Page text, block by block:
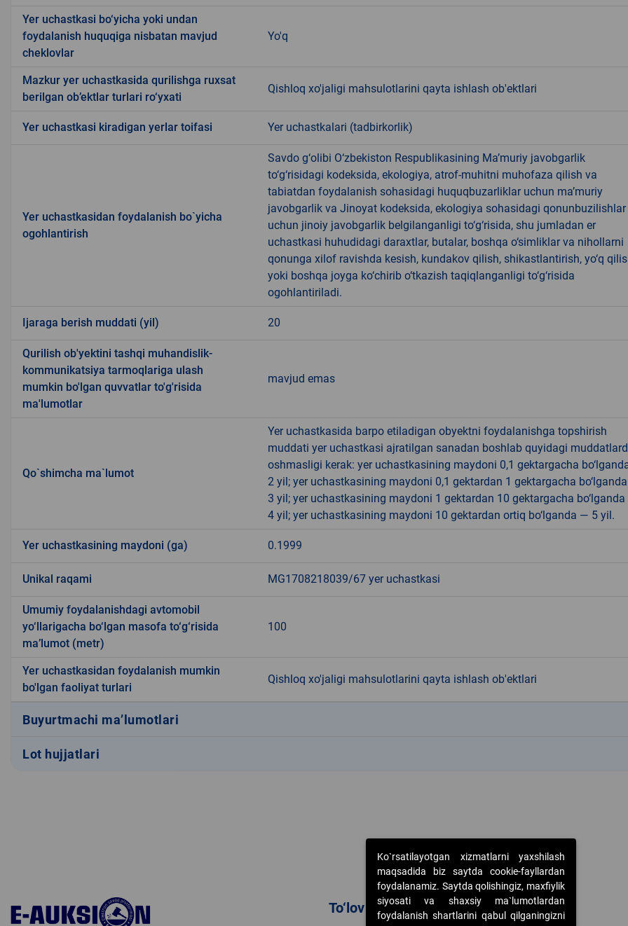
Yer uchastkasi bo‘yicha yoki undan
foydalanish huquqiga nisbatan mavjud
cheklovlar
Yo'q
Mazkur yer uchastkasida qurilishga ruxsat
berilgan ob’ektlar turlari ro‘yxati
Qishloq xo'jaligi mahsulotlarini qayta ishlash ob'ektlari
Yer uchastkasi kiradigan yerlar toifasi Yer uchastkalari (tadbirkorlik)
Yer uchastkasidan foydalanish bo`yicha
ogohlantirish
Savdo g‘olibi O‘zbekiston Respublikasining Ma’muriy javobgarlik
to‘g‘risidagi kodeksida, ekologiya, atrof-muhitni muhofaza qilish va
tabiatdan foydalanish sohasidagi huquqbuzarliklar uchun ma’muriy
javobgarlik va Jinoyat kodeksida, ekologiya sohasidagi qonunbuzilishlar
uchun jinoiy javobgarlik belgilanganligi to‘g‘risida, shu jumladan er
uchastkasi huhudidagi daraxtlar, butalar, boshqa o‘simliklar va nihollarni
qonunga xilof ravishda kesish, kundakov qilish, shikastlantirish, yo‘q
yoki boshqa joyga ko‘chirib o‘tkazish taqiqlanganligi to‘g‘risida
ogohlantiriladi.
Ijaraga berish muddati (yil) 20
Qurilish ob'yektini tashqi muhandislik-
kommunikatsiya tarmoqlariga ulash
mumkin bo'lgan quvvatlar to'g'risida
ma'lumotlar
mavjud emas
Qo`shimcha ma`lumot
Yer uchastkasida barpo etiladigan obyektni foydalanishga topshirish
muddati yer uchastkasi ajratilgan sanadan boshlab quyidagi
oshmasligi kerak: yer uchastkasining maydoni 0,1 gektargacha
2 yil; yer uchastkasining maydoni 0,1 gektardan 1 gektargacha
3 yil; yer uchastkasining maydoni 1 gektardan 10 gektargacha
4 yil; yer uchastkasining maydoni 10 gektardan ortiq bo‘lganda — 5 yil.
Yer uchastkasining maydoni (ga) 0.1999
Unikal raqami MG1708218039/67 yer uchastkasi
Umumiy foydalanishdagi avtomobil
yo‘llarigacha bo‘lgan masofa to‘g‘risida
ma’lumot (metr)
100
Yer uchastkasidan foydalanish mumkin
bo'lgan faoliyat turlari
Qishloq xo'jaligi mahsulotlarini qayta ishlash ob'ektlari
Buyurtmachi ma’lumotlari
Lot hujjatlari
To‘lov usullari
Ko`rsatilayotgan xizmatlarni yaxshilash
maqsadida biz saytda cookie-fayllardan
foydalanamiz. Saytda qolishingiz, maxfiylik
siyosati va shaxsiy ma`lumotlardan
foydalanish shartlarini qabul qilganingizni